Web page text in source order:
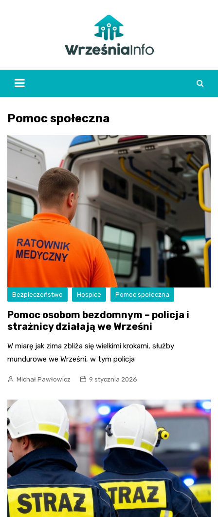
Pomoc społeczna
Bezpieczeństwo Hospice Pomoc społeczna
Pomoc osobom bezdomnym – policja i
strażnicy działają we Wrześni
W miarę jak zima zbliża się wielkimi krokami, służby
mundurowe we Wrześni, w tym policja
Michał Pawłowicz 9 stycznia 2026